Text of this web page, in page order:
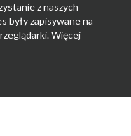
z naszych
były zapisywane na
Więcej